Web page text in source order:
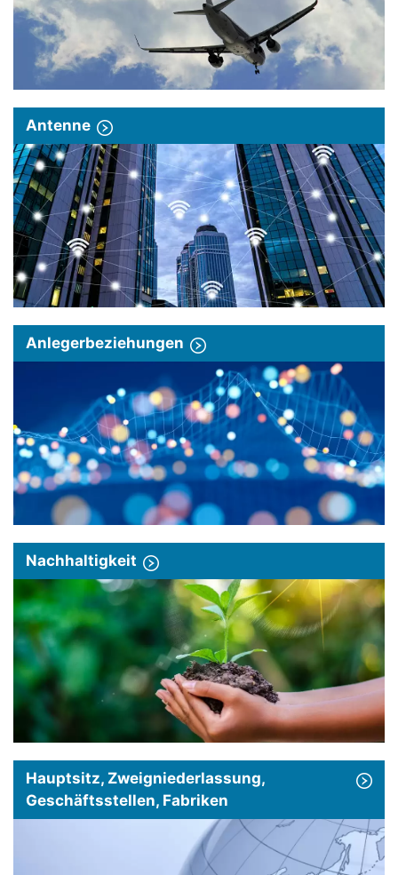
Antenne
Anlegerbeziehungen
Nachhaltigkeit
Hauptsitz, Zweigniederlassung,
Geschäftsstellen, Fabriken